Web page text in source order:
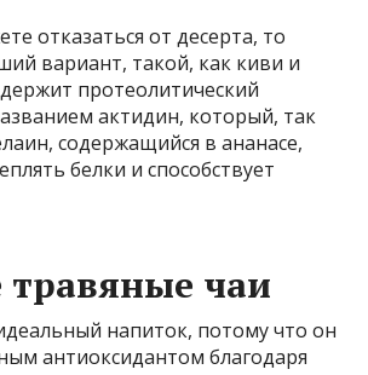
отказаться от десерта, то
вариант, такой, как киви и
протеолитический
актидин, который, так
содержащийся в ананасе,
белки и способствует
травяные чаи
напиток, потому что он
антиоксидантом благодаря